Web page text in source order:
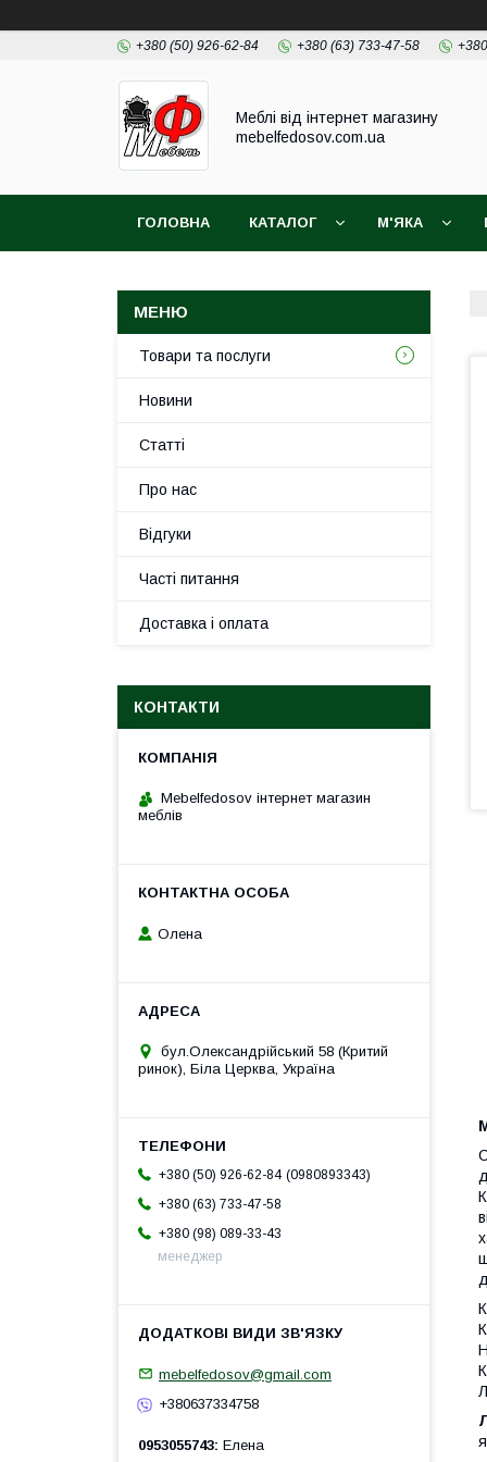
+380 (50) 926-62-84 +380 (63) 733-47-58
Меблі від інтернет магазину
mebelfedosov.com.ua
ГОЛОВНА КАТАЛОГ М'ЯКА
Товари та послуги
Новини
Статті
Про нас
Відгуки
Часті питання
Доставка і оплата
КОНТАКТИ
Mebelfedosov інтернет магазин
меблів
Олена
бул.Олександрійський 58 (Критий
ринок), Біла Церква, Україна
+380 (50) 926-62-84 0980893343
+380 (63) 733-47-58
+380 (98) 089-33-43
менеджер
mebelfedosov@gmail.com
+380637334758
0953055743 Елена